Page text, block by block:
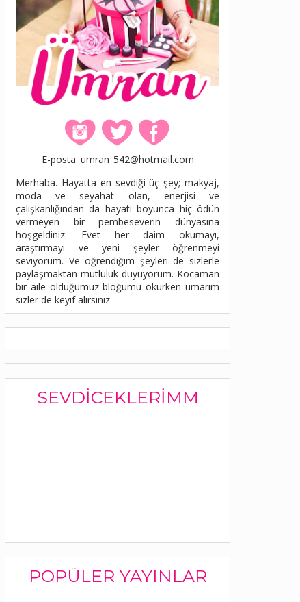
E-posta: umran_542@hotmail.com
Merhaba. Hayatta en sevdiği üç şey; makyaj,
moda ve seyahat olan, enerjisi ve
çalışkanlığından da hayatı boyunca hiç ödün
vermeyen bir pembeseverin dünyasına
hoşgeldiniz. Evet her daim okumayı,
araştırmayı ve yeni şeyler öğrenmeyi
seviyorum. Ve öğrendiğim şeyleri de sizlerle
paylaşmaktan mutluluk duyuyorum. Kocaman
bir aile olduğumuz bloğumu okurken umarım
sizler de keyif alırsınız.
SEVDICEKLERIMM
POPÜLER YAYINLAR